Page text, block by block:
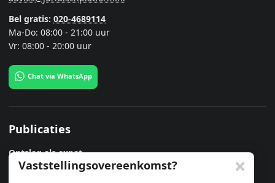
Bel gratis: 020-4689114
Ma-Do: 08:00 - 21:00 uur
Vr: 08:00 - 20:00 uur
Chat via WhatsApp
Publicaties
Ontslag als expat
25 juni 2026
Vaststellingsovereenkomst?